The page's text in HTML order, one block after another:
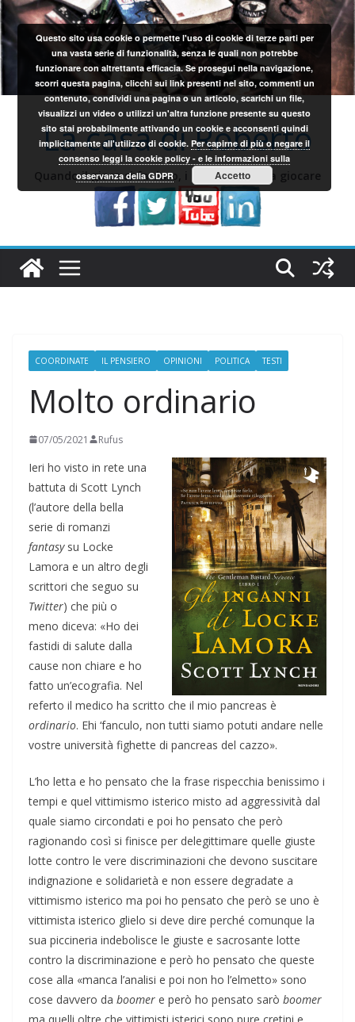
Salta
al
contenuto
La casa di Roberto
Quando il gioco si fa duro, i sardi iniziano a giocare
COORDINATE IL PENSIERO OPINIONI POLITICA TESTI
Molto ordinario
07/05/2021 Rufus
Ieri ho visto in rete una
battuta di Scott Lynch
(l’autore della bella
serie di romanzi
fantasysu Locke
Lamora e un altro degli
scrittori che seguo su
Twitter) che più o
meno diceva: «Ho dei
fastidi di salute dalla
cause non chiare e ho
fatto un’ecografia. Nel
referto il medico ha scritto che il mio pancreas è
ordinario. Ehi ‘fanculo, non tutti siamo potuti andare nelle
vostre università fighette di pancreas del cazzo».
L’ho letta e ho pensato che la frase rispecchia benissimo i
tempi e quel vittimismo isterico misto ad aggressività dal
quale siamo circondati e poi ho pensato che però
ragionando così si finisce per delegittimare quelle giuste
lotte contro le vere discriminazioni che devono suscitare
indignazione e solidarietà e non essere degradate a
vittimismo isterico ma poi ho pensato che però se uno è
vittimista isterico glielo si deve dire perché comunque la
sua piccineria indebolisce le giuste e sacrosante lotte
contro la discriminazione e però ho pensato che queste
cose alla «manca l’analisi e poi non ho l’elmetto» sono
cose davvero da boomer e però ho pensato sarò boomer
Questo sito usa cookie o permette l'uso di cookie di terze parti per
una vasta serie di funzionalità, senza le quali non potrebbe
funzionare con altrettanta efficacia. Se prosegui nella navigazione,
scorri questa pagina, clicchi sui link presenti nel sito, commenti un
contenuto, condividi una pagina o un articolo, scarichi un file,
visualizzi un video o utilizzi un'altra funzione presente su questo
sito stai probabilmente attivando un cookie e acconsenti quindi
implicitamente all'utilizzo di cookie.Per capirne di più o negare il
consenso leggi la cookie policy - e le informazioni sulla
osservanza della GDPR
Accetto